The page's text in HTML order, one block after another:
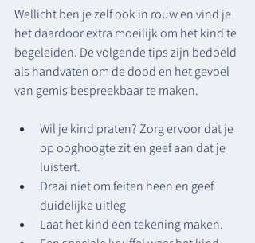
Wellicht ben je zelf ook in rouw en vind je
het daardoor extra moeilijk om het kind te
begeleiden. De volgende tips zijn bedoeld
als handvaten om de dood en het gevoel
van gemis bespreekbaar te maken.
Wil je kind praten? Zorg ervoor dat je
op ooghoogte zit en geef aan dat je
luistert.
Draai niet om feiten heen en geef
duidelijke uitleg
Laat het kind een tekening maken.